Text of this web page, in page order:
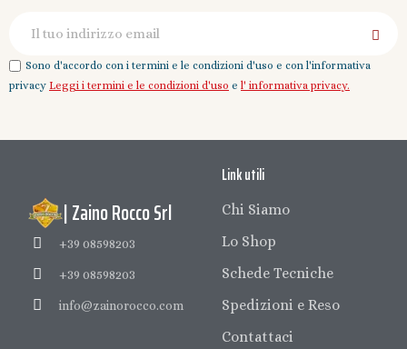
Sono d'accordo con i termini e le condizioni d'uso e con l'informativa
privacy Leggi i termini e le condizioni d'uso e l' informativa privacy.
| Zaino Rocco Srl
+39 08598203
+39 08598203
info@zainorocco.com
Link utili
Chi Siamo
Lo Shop
Schede Tecniche
Spedizioni e Reso
Contattaci